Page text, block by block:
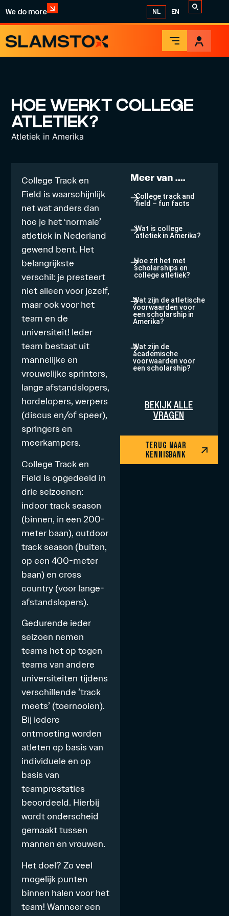
We do more NL EN
HOE WERKT COLLEGE
ATLETIEK?
Atletiek in Amerika
College Track en
Field is waarschijnlijk
net wat anders dan
hoe je het ‘normale’
atletiek in Nederland
gewend bent. Het
belangrijkste
verschil: je presteert
niet alleen voor jezelf,
maar ook voor het
team en de
universiteit! Ieder
team bestaat uit
mannelijke en
vrouwelijke sprinters,
lange afstandslopers,
hordelopers, werpers
(discus en/of speer),
springers en
meerkampers.
College Track en
Field is opgedeeld in
drie seizoenen:
indoor track season
(binnen, in een 200-
meter baan), outdoor
track season (buiten,
op een 400-meter
baan) en cross
country (voor lange-
afstandslopers).
Gedurende ieder
seizoen nemen
teams het op tegen
teams van andere
universiteiten tijdens
verschillende ’track
meets’ (toernooien).
Bij iedere
ontmoeting worden
atleten op basis van
individuele en op
basis van
teamprestaties
beoordeeld. Hierbij
wordt onderscheid
gemaakt tussen
mannen en vrouwen.
Het doel? Zo veel
mogelijk punten
binnen halen voor het
team! Wanneer een
Meer van ....
College track and
field – fun facts
Wat is college
atletiek in Amerika?
Hoe zit het met
scholarships en
college atletiek?
Wat zijn de atletische
voorwaarden voor
een scholarship in
Amerika?
Wat zijn de
academische
voorwaarden voor
een scholarship?
BEKIJK ALLE
VRAGEN
TERUG NAAR
KENNISBANK